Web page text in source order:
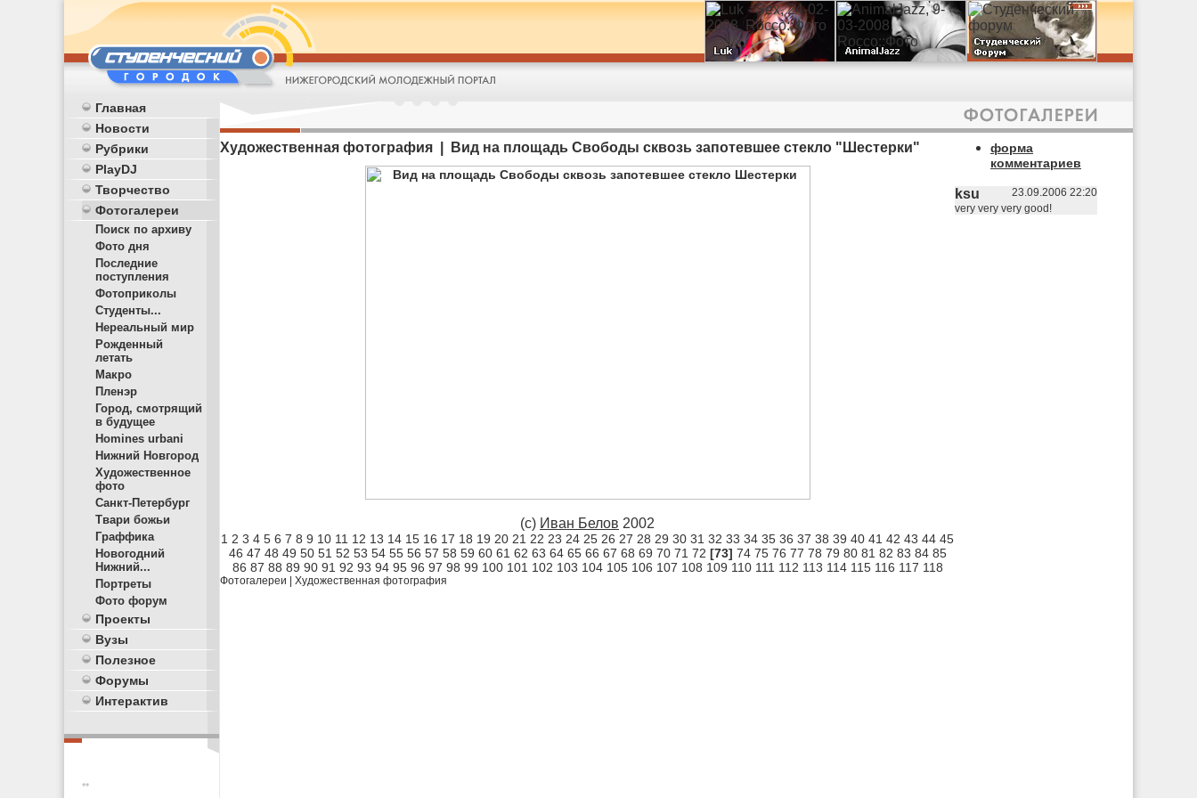
Главная
Новости
Рубрики
PlayDJ
Творчество
Фотогалереи
Поиск по архиву
Фото дня
Последние
поступления
Фотоприколы
Студенты...
Нереальный мир
Рожденный
летать
Макро
Пленэр
Город, смотрящий
в будущее
Homines urbani
Нижний Новгород
Художественное
фото
Санкт-Петербург
Твари божьи
Граффика
Новогодний
Нижний...
Портреты
Фото форум
Проекты
Вузы
Полезное
Форумы
Интерактив
**
Художественная фотография | Вид на площадь Свободы сквозь запотевшее стекло "Шестерки"
(c) Иван Белов 2002
1 2 3 4 5 6 7 8 9 10 11 12 13 14 15 16 17 18 19 20 21 22 23 24 25 26 27 28 29 30 31 32 33 34 35 36 37 38 39 40 41 42 43 44 45
46 47 48 49 50 51 52 53 54 55 56 57 58 59 60 61 62 63 64 65 66 67 68 69 70 71 72 [73] 74 75 76 77 78 79 80 81 82 83 84 85
86 87 88 89 90 91 92 93 94 95 96 97 98 99 100 101 102 103 104 105 106 107 108 109 110 111 112 113 114 115 116 117 118
Фотогалереи Художественная фотография
форма
комментариев
ksu
23.09.2006 22:20
very very very good!